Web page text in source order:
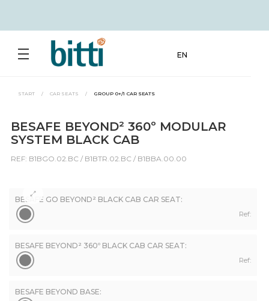
EN
START / CAR SEATS / GROUP 0+/1 CAR SEATS
BESAFE BEYOND² 360º MODULAR
SYSTEM BLACK CAB
REF: B1BGO.02.BC / B1BTR.02.BC / B1BBA.00.00
BESAFE GO BEYOND² BLACK CAB CAR SEAT:
Ref:
BESAFE BEYOND² 360º BLACK CAB CAR SEAT:
Ref:
BESAFE BEYOND BASE: